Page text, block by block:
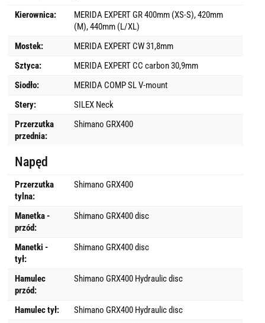
Kierownica:
MERIDA EXPERT GR 400mm (XS-S), 420mm
(M), 440mm (L/XL)
Mostek:
MERIDA EXPERT CW 31,8mm
Sztyca:
MERIDA EXPERT CC carbon 30,9mm
Siodło:
MERIDA COMP SL V-mount
Stery:
SILEX Neck
Przerzutka
przednia:
Shimano GRX400
Napęd
Przerzutka
tylna:
Shimano GRX400
Manetka -
przód:
Shimano GRX400 disc
Manetki -
tył:
Shimano GRX400 disc
Hamulec
przód:
Shimano GRX400 Hydraulic disc
Hamulec tył:
Shimano GRX400 Hydraulic disc